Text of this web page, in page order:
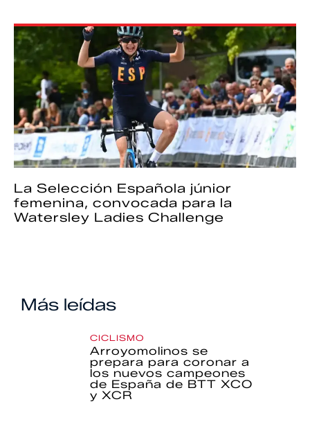
La Selección Española júnior
femenina, convocada para la
Watersley Ladies Challenge
Más leídas
CICLISMO
Arroyomolinos se
prepara para coronar a
los nuevos campeones
de España de BTT XCO
y XCR